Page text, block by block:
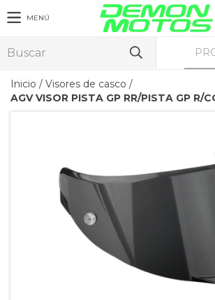
MENÚ
Inicio / Visores de casco /
AGV VISOR PISTA GP RR/PISTA GP R/